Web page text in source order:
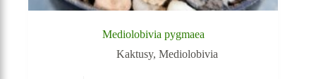
Mediolobivia pygmaea
Kaktusy,Mediolobivia